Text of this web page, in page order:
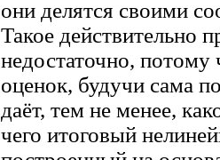
они делятся своими
Такое действительно
недостаточно, потому
оценок, будучи сама
даёт, тем не менее,
чего итоговый